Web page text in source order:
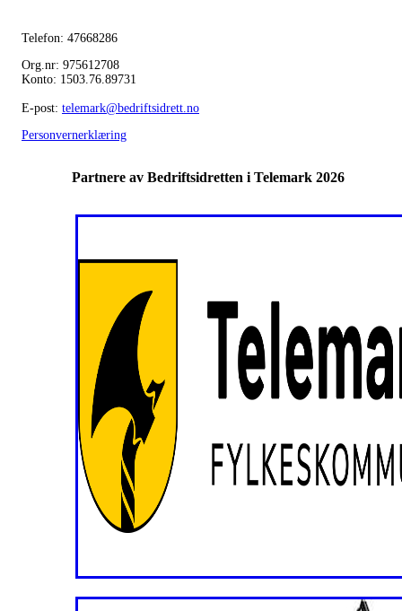
Telefon: 47668286
Org.nr: 975612708
Konto: 1503.76.89731
E-post: telemark@bedriftsidrett.no
Personvernerklæring
Partnere av Bedriftsidretten i Telemark 2026